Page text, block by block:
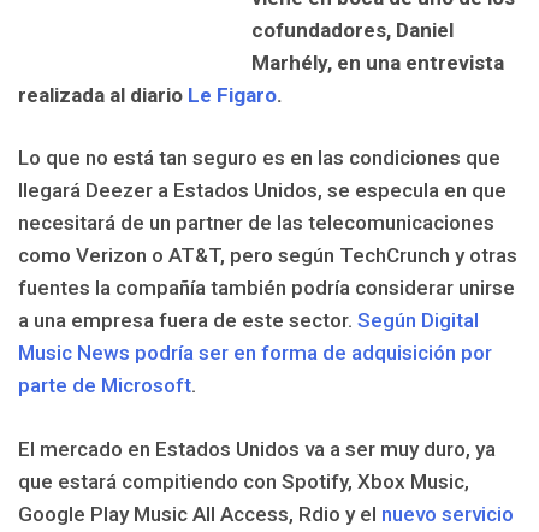
cofundadores, Daniel
Marhély, en una entrevista
realizada al diario Le Figaro.
Lo que no está tan seguro es en las condiciones que
llegará Deezer a Estados Unidos, se especula en que
necesitará de un partner de las telecomunicaciones
como Verizon o AT&T, pero según TechCrunch y otras
fuentes la compañía también podría considerar unirse
a una empresa fuera de este sector. Según Digital
Music News podría ser en forma de adquisición por
parte de Microsoft.
El mercado en Estados Unidos va a ser muy duro, ya
que estará compitiendo con Spotify, Xbox Music,
Google Play Music All Access, Rdio y el nuevo servicio